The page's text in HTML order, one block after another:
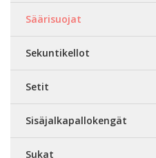
Säärisuojat
Sekuntikellot
Setit
Sisäjalkapallokengät
Sukat